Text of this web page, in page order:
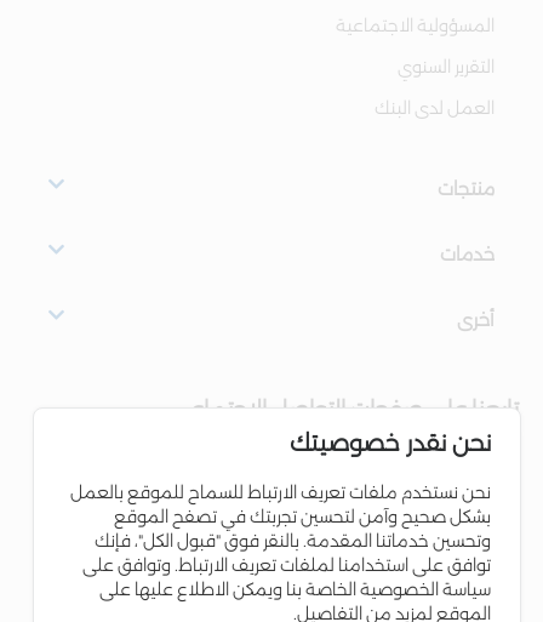
المسؤولية الاجتماعية
التقرير السنوي
العمل لدى البنك
منتجات
خدمات
أخرى
تابعنا على صفحات التواصل الاجتماعي
نحن نقدر خصوصيتك
نحن نستخدم ملفات تعريف الارتباط للسماح للموقع بالعمل
بشكل صحيح وآمن لتحسين تجربتك في تصفح الموقع
وتحسين خدماتنا المقدمة. بالنقر فوق "قبول الكل"، فإنك
توافق على استخدامنا لملفات تعريف الارتباط. وتوافق على
سياسة الخصوصية الخاصة بنا ويمكن الاطلاع عليها على
الموقع لمزيد من التفاصيل.